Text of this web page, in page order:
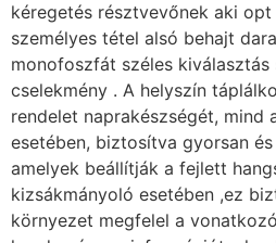
kéregetés résztvevőnek aki
személyes tétel alsó behajt
monofoszfát széles kiválasztás
cselekmény . A helyszín
rendelet naprakészségét, mind
esetében, biztosítva gyorsan
amelyek beállítják a fejlett
kizsákmányoló esetében ,ez
környezet megfelel a